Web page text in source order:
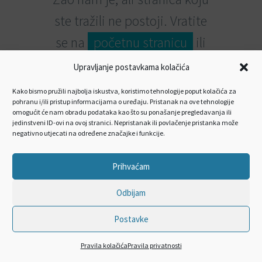
Upravljanje postavkama kolačića
Kako bismo pružili najbolja iskustva, koristimo tehnologije poput kolačića za
pohranu i/ili pristup informacijama o uređaju. Pristanak na ove tehnologije
omogućit će nam obradu podataka kao što su ponašanje pregledavanja ili
jedinstveni ID-ovi na ovoj stranici. Nepristanak ili povlačenje pristanka može
negativno utjecati na određene značajke i funkcije.
Prihvaćam
Odbijam
Postavke
Pravila kolačićaPravila privatnosti
ste tražili ne postoji. Vratite
se na
početnu stranicu
ili
pokušajte pretragu.